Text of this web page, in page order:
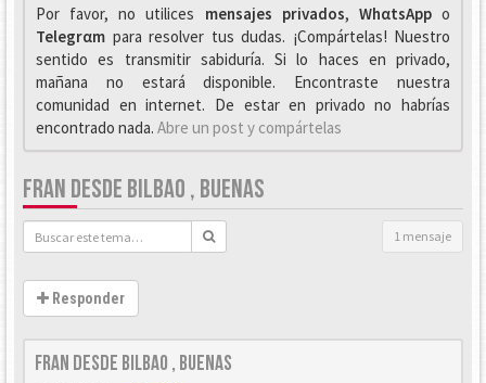
Por favor, no utilices mensajes privados, WhαtsAppo
Telegrαm para resolver tus dudas. ¡Compártelas! Nuestro
sentido es transmitir sabiduría. Si lo haces en privado,
mañana no estará disponible. Encontraste nuestra
comunidad en internet. De estar en privado no habrías
encontrado nada. Abre un post y compártelas
FRAN DESDE BILBAO , BUENAS
1 mensaje
Responder
fran desde bilbao , buenas